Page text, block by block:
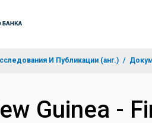
И Публикации (анг.)
Guinea -